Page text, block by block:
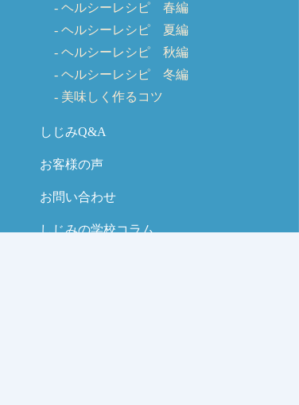
ヘルシーレシピ 春編
ヘルシーレシピ 夏編
ヘルシーレシピ 秋編
ヘルシーレシピ 冬編
美味しく作るコツ
しじみQ&A
お客様の声
お問い合わせ
しじみの学校コラム